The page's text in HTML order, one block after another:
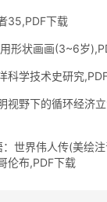
35,PDF下载
形状画画(3~6岁
科学技术史研究
视野下的循环经济
：世界伟人传(美绘
伦布,PDF下载